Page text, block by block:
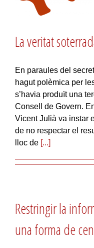
La veritat
En paraules del
hagut polèmica per
s’havia produït una
Consell de Govern.
Vicent Julià va instar
de no respectar el
lloc de [...]
Restringir la
una forma de